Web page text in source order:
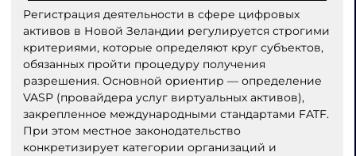
Регистрация деятельности в сфере цифровых
активов в Новой Зеландии регулируется строгими
критериями, которые определяют круг субъектов,
обязанных пройти процедуру получения
разрешения. Основной ориентир — определение
VASP (провайдера услуг виртуальных активов),
закрепленное международными стандартами FATF.
При этом местное законодательство
конкретизирует категории организаций и